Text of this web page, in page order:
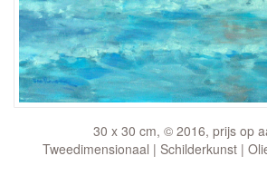
30 x 30 cm, © 2016, prijs op
Tweedimensionaal | Schilderkunst |